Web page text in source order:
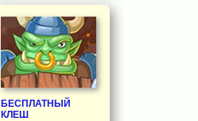
БЕСПЛАТНЫЙ
КЛЕШ